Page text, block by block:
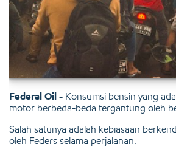
Federal Oil - Konsumsi bensin yang
motor berbeda-beda tergantung oleh
Salah satunya adalah kebiasaan
oleh Feders selama perjalanan.